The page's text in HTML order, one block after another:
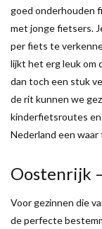
goed onderhouden
met jonge fietsers.
per fiets te
lijkt het erg leuk om
dan toch een stuk
de rit kunnen we
kinderfietsroutes
Nederland een
Oostenrijk
Voor gezinnen die
de perfecte